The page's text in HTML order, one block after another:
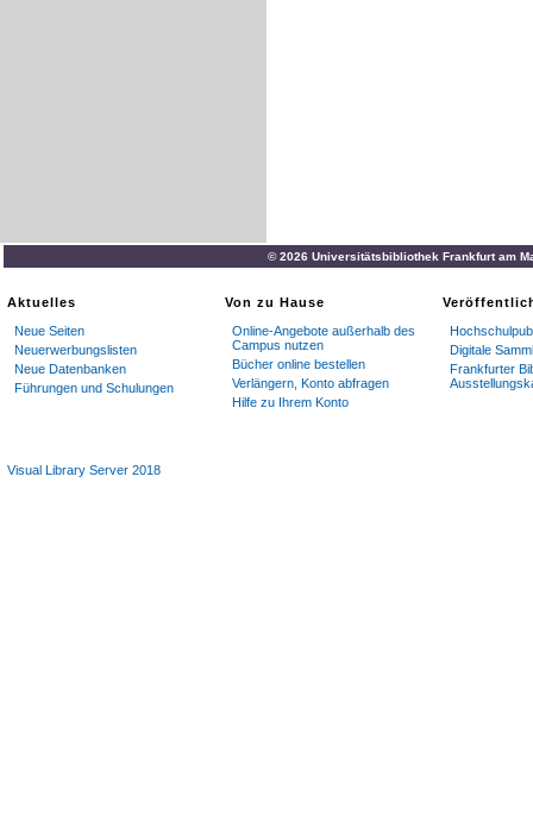
© 2026 Universitätsbibliothek Frankfurt am
Aktuelles
Neue Seiten
Neuerwerbungslisten
Neue Datenbanken
Führungen und Schulungen
Von zu Hause
Online-Angebote außerhalb des
Campus nutzen
Bücher online bestellen
Verlängern, Konto abfragen
Hilfe zu Ihrem Konto
Digitale
Frankfurter
Visual Library Server 2018